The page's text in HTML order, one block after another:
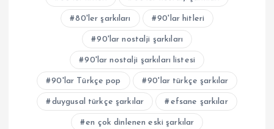
80'ler şarkıları 90'lar hitleri
90'lar nostalji şarkıları
90'lar nostalji şarkıları listesi
90'lar Türkçe pop 90'lar türkçe şarkılar
duygusal türkçe şarkılar efsane şarkılar
en çok dinlenen eski şarkılar